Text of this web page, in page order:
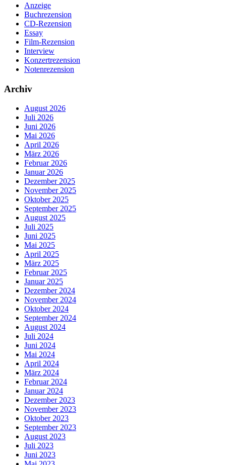
Anzeige
Buchrezension
CD-Rezension
Essay
Film-Rezension
Interview
Konzertrezension
Notenrezension
Archiv
August 2026
Juli 2026
Juni 2026
Mai 2026
April 2026
März 2026
Februar 2026
Januar 2026
Dezember 2025
November 2025
Oktober 2025
September 2025
August 2025
Juli 2025
Juni 2025
Mai 2025
April 2025
März 2025
Februar 2025
Januar 2025
Dezember 2024
November 2024
Oktober 2024
September 2024
August 2024
Juli 2024
Juni 2024
Mai 2024
April 2024
März 2024
Februar 2024
Januar 2024
Dezember 2023
November 2023
Oktober 2023
September 2023
August 2023
Juli 2023
Juni 2023